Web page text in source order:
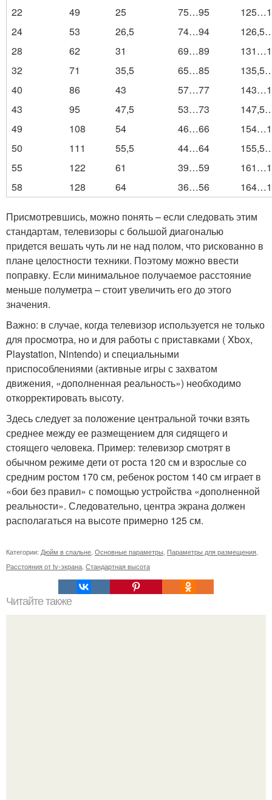
22
49 25 75…95
24
53 26,5 74…94
28
62 31 69…89
32
71 35,5 65…85
40
86 43 57…77
43
95 47,5 53…73
49
108 54 46…66
50
111 55,5 44…64
55
122 61 39…59
58
128 64 36…56
Присмотревшись, можно понять – если следовать этим
стандартам, телевизоры с большой диагональю
придется вешать чуть ли не над полом, что рискованно в
плане целостности техники. Поэтому можно ввести
поправку. Если минимальное получаемое расстояние
меньше полуметра – стоит увеличить его до этого
значения.
Важно: в случае, когда телевизор используется не только
для просмотра, но и для работы с приставками ( Xbox,
Playstation, Nintendo) и специальными
приспособлениями (активные игры с захватом
движения, «дополненная реальность») необходимо
откорректировать высоту.
Здесь следует за положение центральной точки взять
среднее между ее размещением для сидящего и
стоящего человека. Пример: телевизор смотрят в
обычном режиме дети от роста 120 см и взрослые со
средним ростом 170 см, ребенок ростом 140 см играет в
«бои без правил» с помощью устройства «дополненной
реальности». Следовательно, центра экрана должен
располагаться на высоте примерно 125 см.
Категории: Дюйм в спальне Основные параметры Параметры для размещения
Расстояния от tv-экрана Стандартная высота
Читайте также